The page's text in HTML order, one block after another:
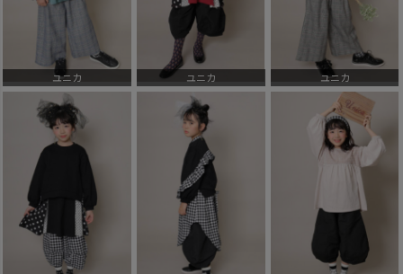
ユニカ ユニカ ユニカ